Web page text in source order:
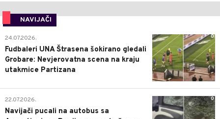
NAVIJAČI
0
24.07.2026.
Fudbaleri UNA Štrasena šokirano gledali
Grobare: Nevjerovatna scena na kraju
utakmice Partizana
0
22.07.2026.
Navijači pucali na autobus sa